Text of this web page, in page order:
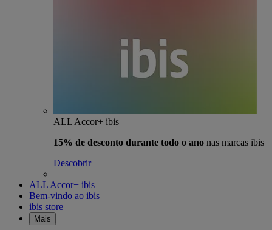
ALL Accor+ ibis
15% de desconto durante todo o ano nas marcas ibis
Descobrir
ALL Accor+ ibis
Bem-vindo ao ibis
ibis store
Mais